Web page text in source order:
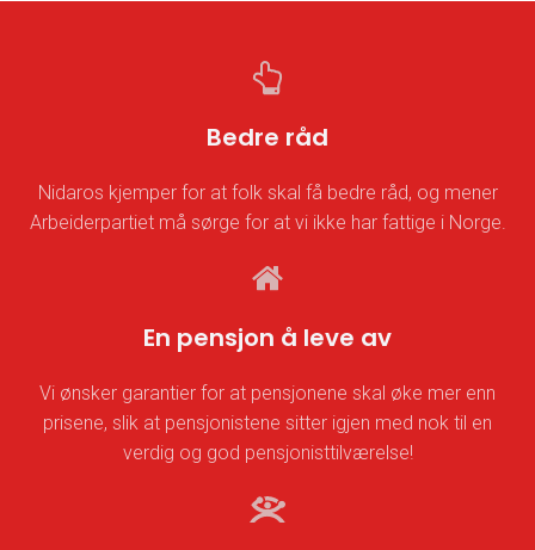
Bedre råd
Nidaros kjemper for at folk skal få bedre råd, og mener
Arbeiderpartiet må sørge for at vi ikke har fattige i Norge.
En pensjon å leve av
Vi ønsker garantier for at pensjonene skal øke mer enn
prisene, slik at pensjonistene sitter igjen med nok til en
verdig og god pensjonisttilværelse!